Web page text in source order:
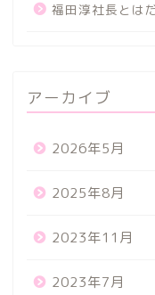
福田淳社長とは
アーカイブ
2026年5月
2025年8月
2023年11月
2023年7月